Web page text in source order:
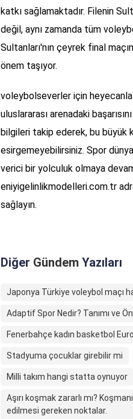
katkı sağlamaktadır. Filenin
değil, aynı zamanda tüm
Sultanları'nın çeyrek final
önem taşıyor.
voleybolseverler için heyecanla
uluslararası arenadaki
bilgileri takip ederek, bu büyük
esirgemeyebilirsiniz. Spor
verici bir yolculuk olmaya
eniyigelinlikmodelleri.com.tr
sağlayın.
Diğer Gündem Yazıları
Japonya Türkiye voleybol maçı
Adaptif Spor Nedir? Tanımı ve
Fenerbahçe kadın basketbol
Stadyuma çocuklar girebilir mi
Milli takım hangi statta oynuyor
Aşırı koşmak zararlı mı?
edilmesi gereken noktalar.